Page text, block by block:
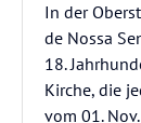
In der
de Nossa
18.
Kirche, die
vom 01.